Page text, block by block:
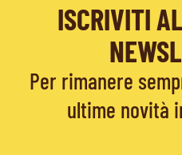
ISCRIVITI
Per rimanere
ultime novità